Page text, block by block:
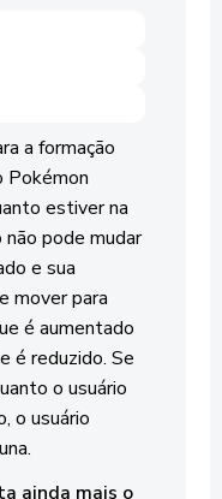
a formação
Pokémon
estiver na
não pode mudar
e sua
mover para
é aumentado
é reduzido. Se
o usuário
o usuário
ainda mais o